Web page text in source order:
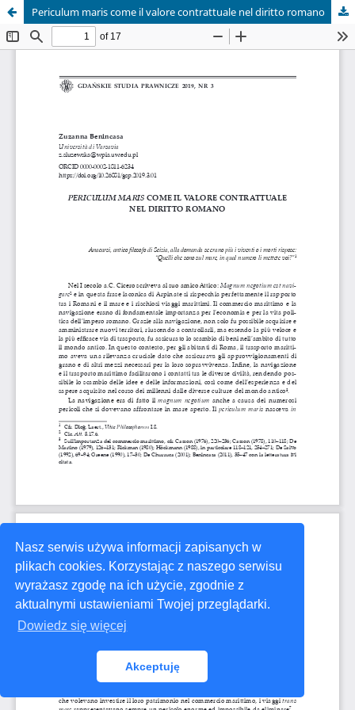
Nasz serwis używa informacji zapisanych w
plikach cookies. Korzystając z naszego serwisu
wyrażasz zgodę na ich użycie, zgodnie z
aktualnymi ustawieniami Twojej przeglądarki.
Dowiedz się więcej
Akceptuję
Periculum maris come il valore contrattuale nel diritto romano